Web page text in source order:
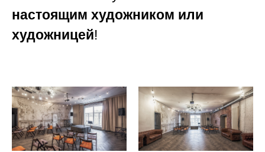
настоящим художником или
художницей!